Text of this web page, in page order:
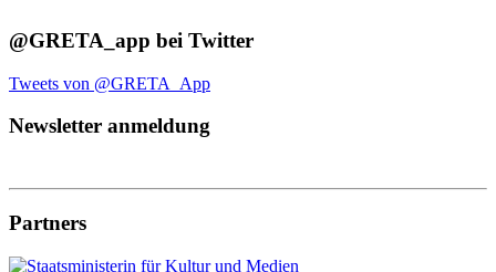
@GRETA_app bei Twitter
Tweets von @GRETA_App
Newsletter anmeldung
Partners